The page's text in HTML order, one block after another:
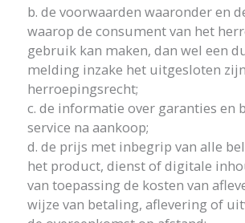
b. de voorwaarden waaronder en
waarop de consument van het
gebruik kan maken, dan wel een
melding inzake het uitgesloten
herroepingsrecht;
c. de informatie over garanties en
service na aankoop;
d. de prijs met inbegrip van alle
het product, dienst of digitale
van toepassing de kosten van
wijze van betaling, aflevering of